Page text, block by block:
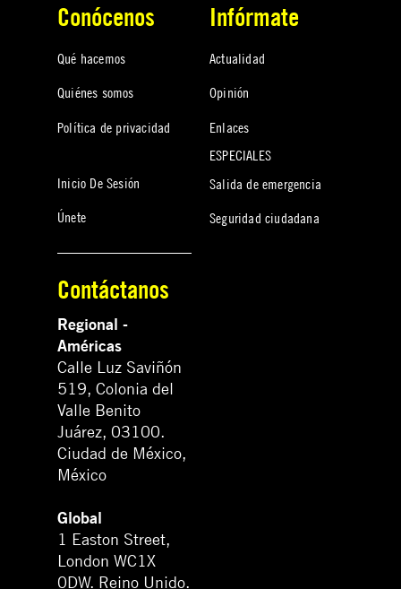
Conócenos
Qué hacemos
Quiénes somos
Política de privacidad
Inicio De Sesión
Únete
Infórmate
Actualidad
Opinión
Enlaces
ESPECIALES
Salida de emergencia
Seguridad ciudadana
Contáctanos
Regional -
Américas
Calle Luz Saviñón
519, Colonia del
Valle Benito
Juárez, 03100.
Ciudad de México,
México
Global
1 Easton Street,
London WC1X
0DW. Reino Unido.